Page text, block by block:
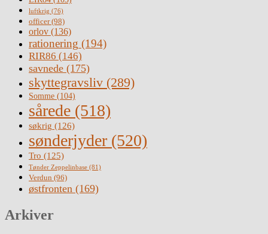
luftkrig (76)
officer(98)
orlov (136)
rationering (194)
RIR86 (146)
savnede (175)
skyttegravsliv (289)
Somme (104)
sårede (518)
søkrig (126)
sønderjyder (520)
Tro (125)
Tønder Zeppelinbase (81)
Verdun (96)
østfronten (169)
Arkiver